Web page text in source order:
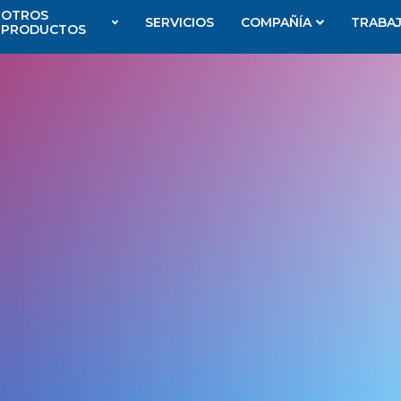
OTROS
PRODUCTOS
SERVICIOS COMPAÑÍA